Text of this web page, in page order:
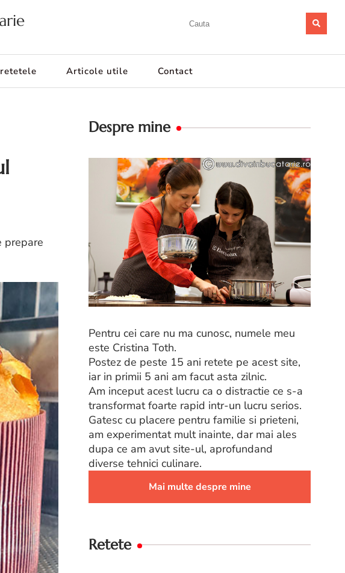
Articole utile Contact
prepare
Despre mine
Pentru cei care nu ma cunosc, numele meu
este Cristina Toth.
Postez de peste 15 ani retete pe acest site,
iar in primii 5 ani am facut asta zilnic.
Am inceput acest lucru ca o distractie ce s-a
transformat foarte rapid intr-un lucru serios.
Gatesc cu placere pentru familie si prieteni,
am experimentat mult inainte, dar mai ales
dupa ce am avut site-ul, aprofundand
diverse tehnici culinare.
Mai multe despre mine
Retete